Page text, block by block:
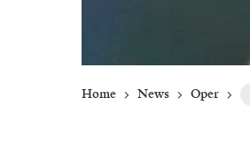
Home News Oper